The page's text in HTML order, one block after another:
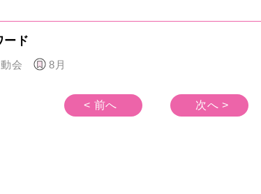
ード
会 8月
< 前へ 次へ >